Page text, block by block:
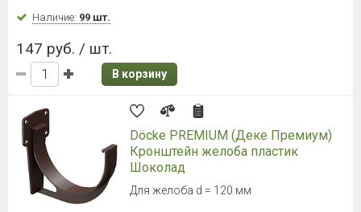
Наличие: 99 шт.
147 руб. / шт.
В корзину
Döcke PREMIUM (Деке Премиум)
Кронштейн желоба пластик
Шоколад
Для желоба d = 120 мм